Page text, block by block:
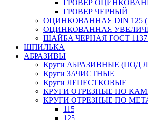
ГРОВЕР
ГРОВЕР ЧЕРНЫЙ
ОЦИНКОВАННАЯ DIN 125
ОЦИНКОВАННАЯ
ШАЙБА ЧЕРНАЯ ГОСТ
ШПИЛЬКА
АБРАЗИВЫ
Круги АБРАЗИВНЫЕ (ПОД
Круги ЗАЧИСТНЫЕ
Круги ЛЕПЕСТКОВЫЕ
КРУГИ ОТРЕЗНЫЕ ПО
КРУГИ ОТРЕЗНЫЕ ПО
115
125